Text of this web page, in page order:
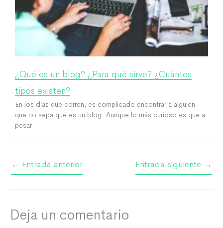
¿Qué es un blog? ¿Para qué sirve? ¿Cuántos
tipos existen?
En los días que corren, es complicado encontrar a alguien
que no sepa qué es un blog. Aunque lo más curioso es que a
pesar
← Entrada anterior Entrada siguiente →
Deja un comentario